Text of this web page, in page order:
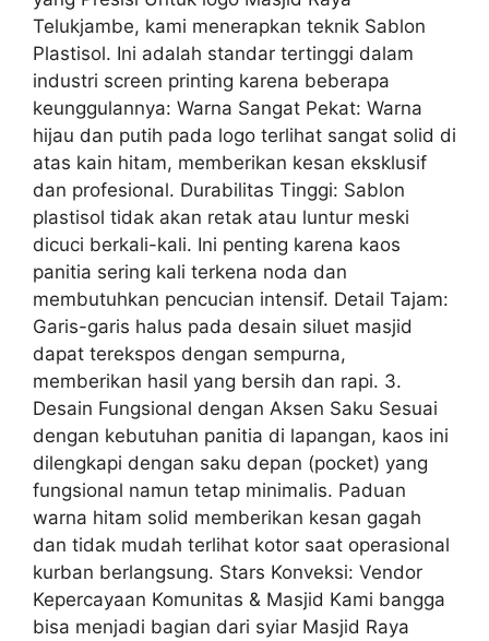
Telukjambe, kami menerapkan teknik Sablon
Plastisol. Ini adalah standar tertinggi dalam
industri screen printing karena beberapa
keunggulannya: Warna Sangat Pekat: Warna
hijau dan putih pada logo terlihat sangat solid di
atas kain hitam, memberikan kesan eksklusif
dan profesional. Durabilitas Tinggi: Sablon
plastisol tidak akan retak atau luntur meski
dicuci berkali-kali. Ini penting karena kaos
panitia sering kali terkena noda dan
membutuhkan pencucian intensif. Detail Tajam:
Garis-garis halus pada desain siluet masjid
dapat terekspos dengan sempurna,
memberikan hasil yang bersih dan rapi. 3.
Desain Fungsional dengan Aksen Saku Sesuai
dengan kebutuhan panitia di lapangan, kaos ini
dilengkapi dengan saku depan (pocket) yang
fungsional namun tetap minimalis. Paduan
warna hitam solid memberikan kesan gagah
dan tidak mudah terlihat kotor saat operasional
kurban berlangsung. Stars Konveksi: Vendor
Kepercayaan Komunitas & Masjid Kami bangga
bisa menjadi bagian dari syiar Masjid Raya